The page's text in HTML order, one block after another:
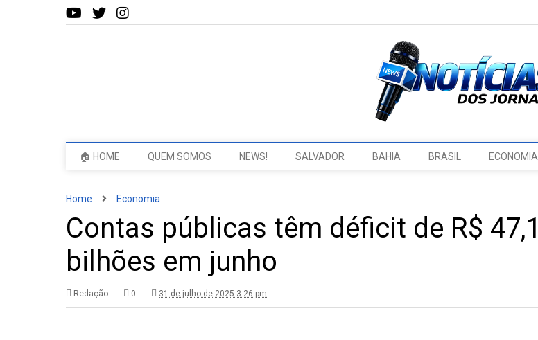
🏠 HOME QUEM SOMOS NEWS! SALVADOR BAHIA BRASIL ECONOMIA
Home Economia
Contas públicas têm déficit de R$ 47,1
bilhões em junho
Redação 0 31 de julho de 2025 3:26 pm